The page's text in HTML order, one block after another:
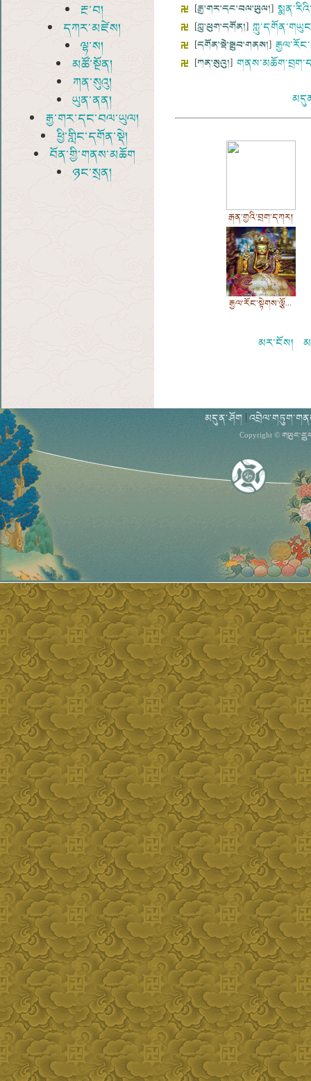
རྔ་བ།
དཀར་མཛེས།
ལྷ་ས།
མཚོ་སྔོན།
ཀན་སུའུ།
ཡུན་ནན།
རྒྱ་གར་དང་བལ་ཡུལ།
ཕྱི་གླིང་དགོན་སྡེ།
བོན་གྱི་གནས་མཆོག
ཉང་སྲན།
[རྒྱ་གར་དང་བལ་ཡུལ།]
[ཀླུ་ཕུག་དགོན།]
[དགོན་སྡེ་སྒྲུབ་གནས།]
[ཀན་སུའུ།]